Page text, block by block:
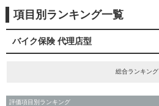
項目別ランキング一覧
バイク保険 代理店型
総合ランキング
評価項目別ランキング